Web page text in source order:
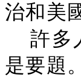
治和美
許多
是要題